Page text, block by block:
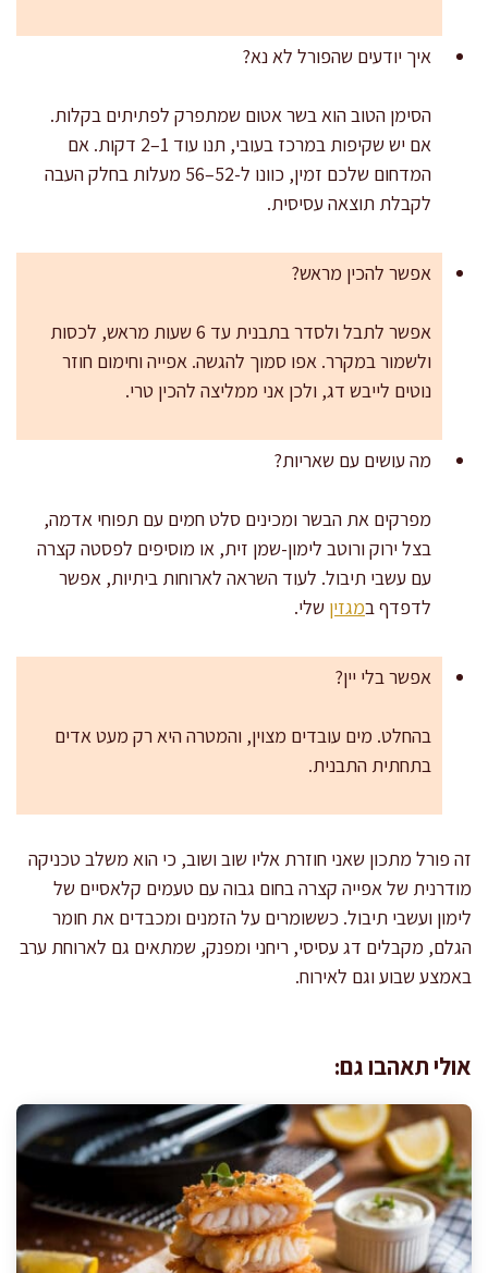
איך יודעים שהפורל לא נא?
הסימן הטוב הוא בשר אטום שמתפרק לפתיתים בקלות.
אם יש שקיפות במרכז בעובי, תנו עוד 1–2 דקות. אם
המדחום שלכם זמין, כוונו ל-52–56 מעלות בחלק העבה
לקבלת תוצאה עסיסית.
אפשר להכין מראש?
אפשר לתבל ולסדר בתבנית עד 6 שעות מראש, לכסות
ולשמור במקרר. אפו סמוך להגשה. אפייה וחימום חוזר
נוטים לייבש דג, ולכן אני ממליצה להכין טרי.
מה עושים עם שאריות?
מפרקים את הבשר ומכינים סלט חמים עם תפוחי אדמה,
בצל ירוק ורוטב לימון-שמן זית, או מוסיפים לפסטה קצרה
עם עשבי תיבול. לעוד השראה לארוחות ביתיות, אפשר
לדפדף במגזין שלי.
אפשר בלי יין?
בהחלט. מים עובדים מצוין, והמטרה היא רק מעט אדים
בתחתית התבנית.
זה פורל מתכון שאני חוזרת אליו שוב ושוב, כי הוא משלב טכניקה
מודרנית של אפייה קצרה בחום גבוה עם טעמים קלאסיים של
לימון ועשבי תיבול. כששומרים על הזמנים ומכבדים את חומר
הגלם, מקבלים דג עסיסי, ריחני ומפנק, שמתאים גם לארוחת ערב
באמצע שבוע וגם לאירוח.
אולי תאהבו גם: